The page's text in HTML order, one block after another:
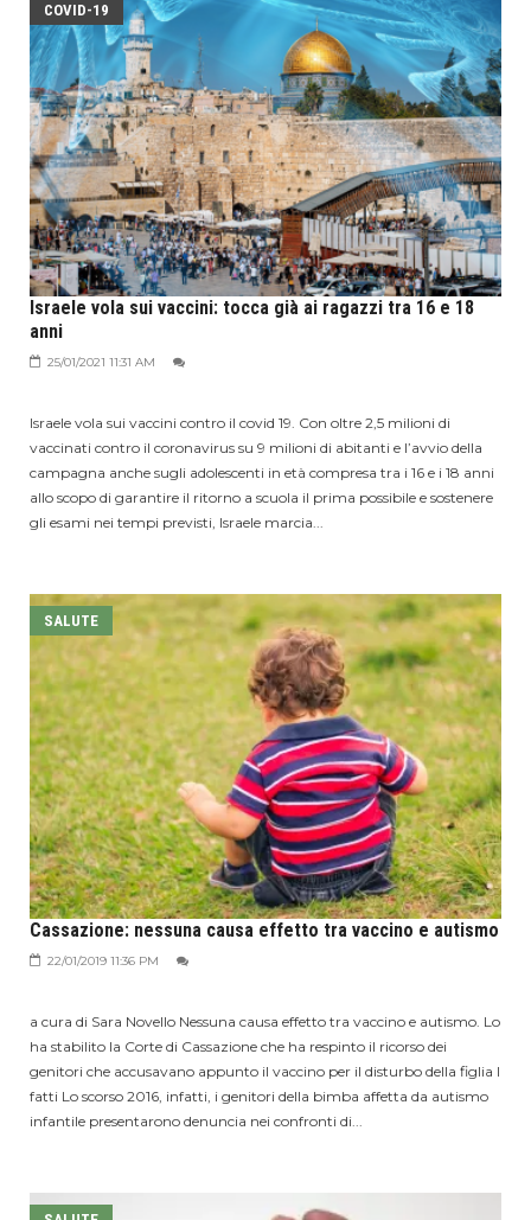
COVID-19
Israele vola sui vaccini: tocca già ai ragazzi tra 16 e 18
anni
25/01/2021 11:31 AM
Israele vola sui vaccini contro il covid 19. Con oltre 2,5 milioni di
vaccinati contro il coronavirus su 9 milioni di abitanti e l’avvio della
campagna anche sugli adolescenti in età compresa tra i 16 e i 18 anni
allo scopo di garantire il ritorno a scuola il prima possibile e sostenere
gli esami nei tempi previsti, Israele marcia...
SALUTE
Cassazione: nessuna causa effetto tra vaccino e autismo
22/01/2019 11:36 PM
a cura di Sara Novello Nessuna causa effetto tra vaccino e autismo. Lo
ha stabilito la Corte di Cassazione che ha respinto il ricorso dei
genitori che accusavano appunto il vaccino per il disturbo della figlia I
fatti Lo scorso 2016, infatti, i genitori della bimba affetta da autismo
infantile presentarono denuncia nei confronti di...